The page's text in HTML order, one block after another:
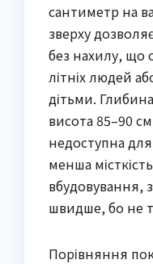
сантиметр на
зверху
без нахилу, що
літніх людей
дітьми.
висота 85–90
недоступна
менша місткість
вбудовування,
швидше, бо не
Порівняння